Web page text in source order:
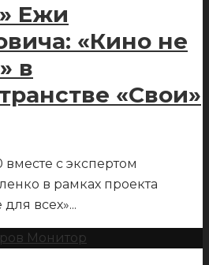
Ежи
«Кино не
в
«Свои»
вместе с экспертом
в рамках проекта
всех»...